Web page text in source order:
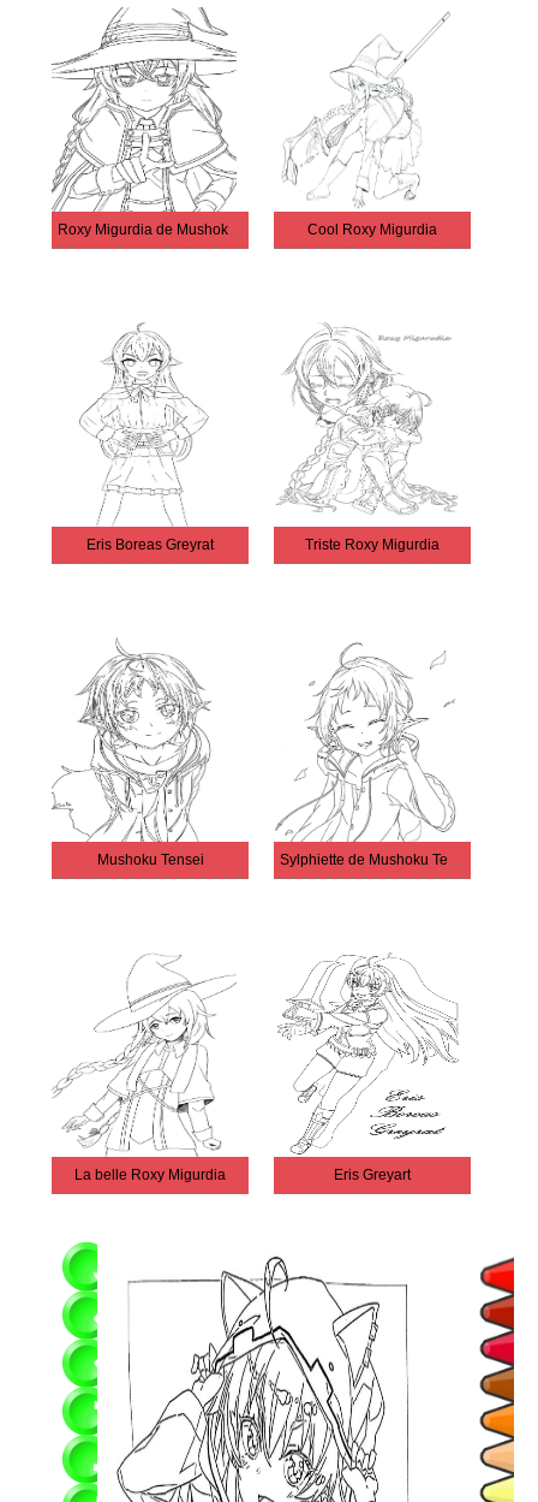
Roxy Migurdia de Mushoku Tensei Cool Roxy Migurdia
Eris Boreas Greyrat Triste Roxy Migurdia
Mushoku Tensei Sylphiette de Mushoku Tensei
La belle Roxy Migurdia Eris Greyart